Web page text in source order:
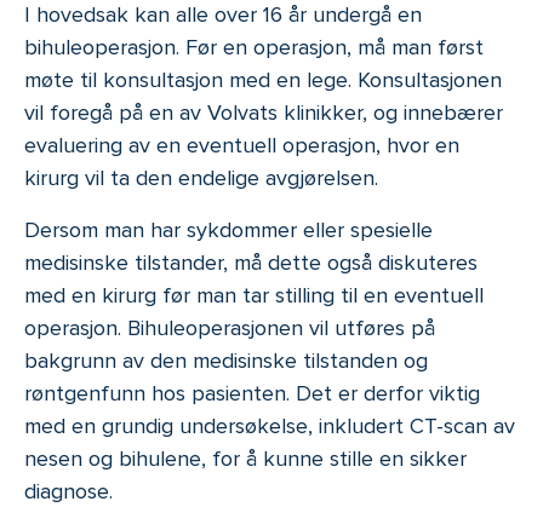
I hovedsak kan alle over 16 år undergå en
bihuleoperasjon. Før en operasjon, må man først
møte til konsultasjon med en lege. Konsultasjonen
vil foregå på en av Volvats klinikker, og innebærer
evaluering av en eventuell operasjon, hvor en
kirurg vil ta den endelige avgjørelsen.
Dersom man har sykdommer eller spesielle
medisinske tilstander, må dette også diskuteres
med en kirurg før man tar stilling til en eventuell
operasjon. Bihuleoperasjonen vil utføres på
bakgrunn av den medisinske tilstanden og
røntgenfunn hos pasienten. Det er derfor viktig
med en grundig undersøkelse, inkludert CT-scan av
nesen og bihulene, for å kunne stille en sikker
diagnose.